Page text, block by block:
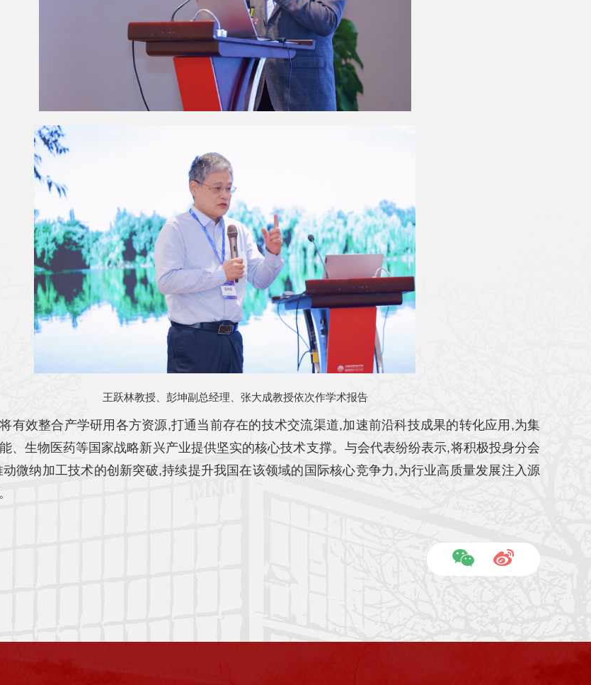
王跃林教授、彭坤副总经理、张大成教授依次作学术报告
有效整合产学研用各方资源,打通当前存在的技术交流渠道,加速前沿科技成果的转化应用,为集
、生物医药等国家战略新兴产业提供坚实的核心技术支撑。与会代表纷纷表示,将积极投身分会
微纳加工技术的创新突破,持续提升我国在该领域的国际核心竞争力,为行业高质量发展注入源